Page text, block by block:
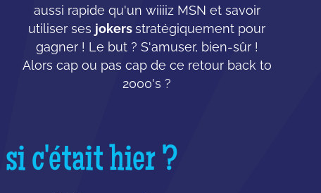
aussi rapide qu'un wiiiiz MSN et savoir
utiliser ses jokersstratégiquement pour
gagner ! Le but ? S'amuser, bien-sûr !
Alors cap ou pas cap de ce retour back to
2000's ?
si c'était hier ?